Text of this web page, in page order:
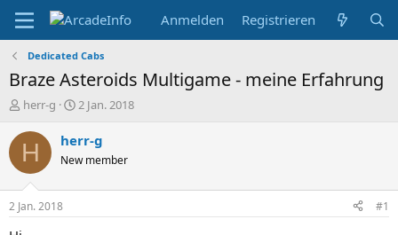
Anmelden Registrieren
Dedicated Cabs
Braze Asteroids Multigame - meine Erfahrung
E
s
t
e
herr-g
E
s
e
t
2 Jan. 2018
H herr-g
New member
2 Jan. 2018 #1